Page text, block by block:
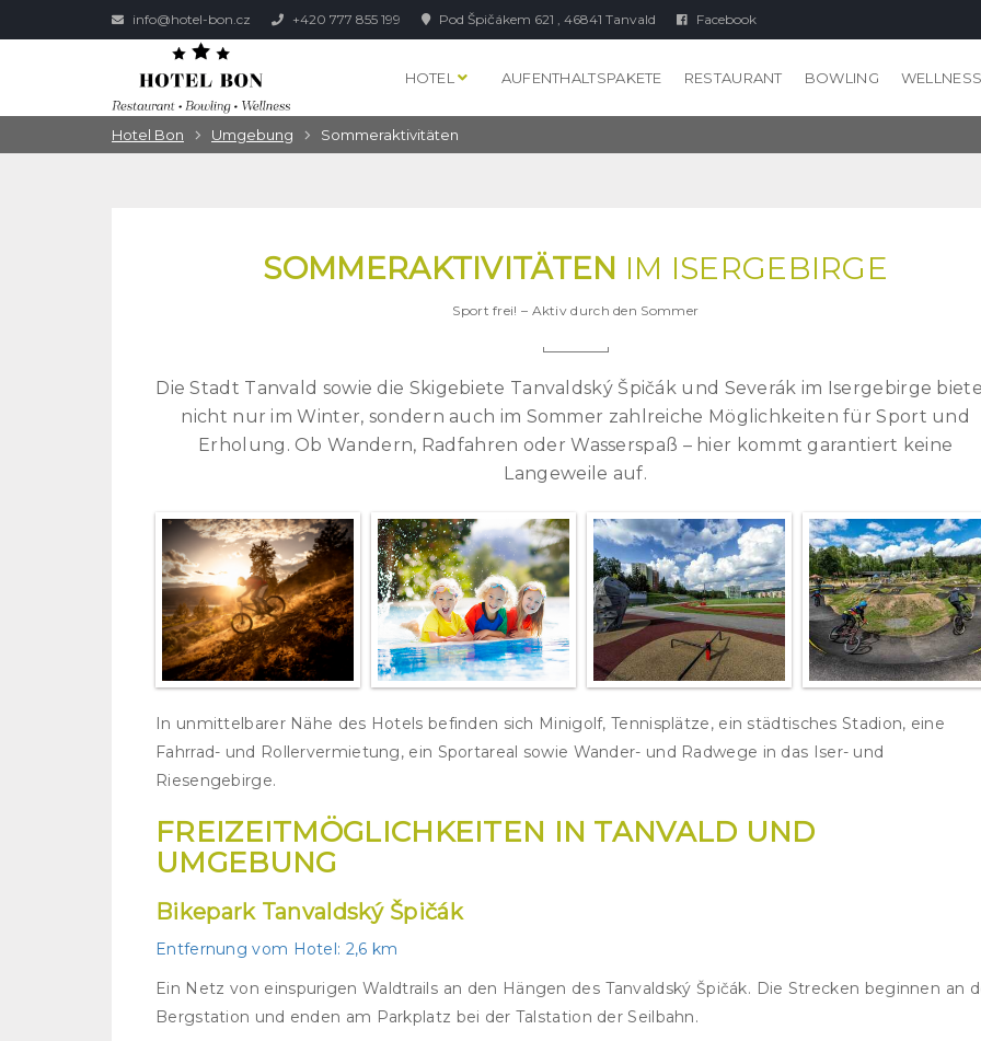
info@hotel-bon.cz +420 777 855 199 Pod Špičákem 621 , 46841 Tanvald Facebook
HOTEL AUFENTHALTSPAKETE RESTAURANT BOWLING WELLNESS
Hotel Bon Umgebung Sommeraktivitäten
SOMMERAKTIVITÄTEN IM ISERGEBIRGE
Sport frei! – Aktiv durch den Sommer
Die Stadt Tanvald sowie die Skigebiete Tanvaldský Špičák und Severák im Isergebirge
nicht nur im Winter, sondern auch im Sommer zahlreiche Möglichkeiten für Sport und
Erholung. Ob Wandern, Radfahren oder Wasserspaß – hier kommt garantiert keine
Langeweile auf.
In unmittelbarer Nähe des Hotels befinden sich Minigolf, Tennisplätze, ein städtisches Stadion, eine
Fahrrad- und Rollervermietung, ein Sportareal sowie Wander- und Radwege in das Iser- und
Riesengebirge.
FREIZEITMÖGLICHKEITEN IN TANVALD UND
UMGEBUNG
Bikepark Tanvaldský Špičák
Entfernung vom Hotel: 2,6 km
Ein Netz von einspurigen Waldtrails an den Hängen des Tanvaldský Špičák. Die Strecken beginnen an
Bergstation und enden am Parkplatz bei der Talstation der Seilbahn.